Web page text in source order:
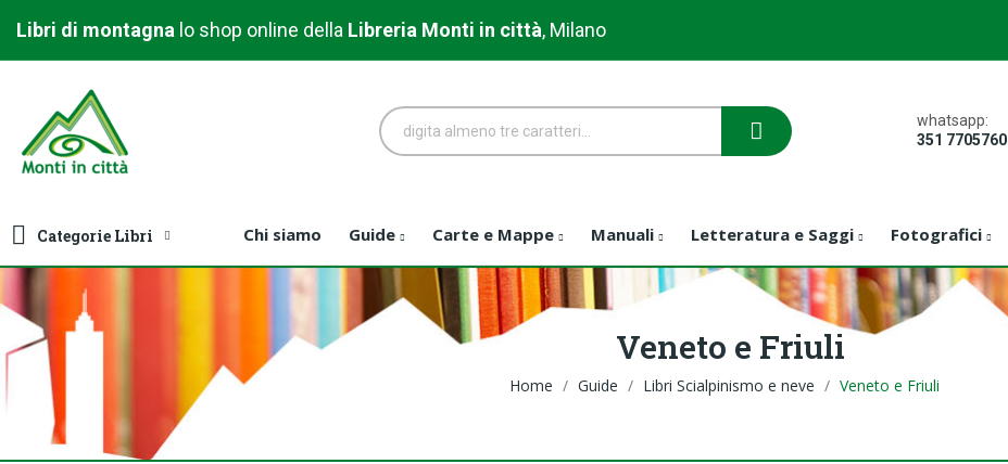
Libri di montagna o shop online della Libreria Monti in città, Milano
whatsapp:
351 7705760
Categorie Libri Chi siamo Guide Carte e Mappe Manuali Letteratura e Saggi Fotografici
Veneto e Friuli
Home Guide Libri Scialpinismo e neve Veneto e Friuli